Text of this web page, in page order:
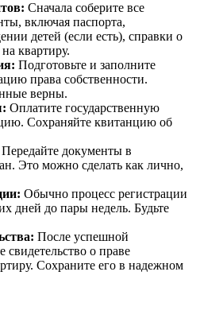
Сначала соберите все
включая паспорта,
детей (если есть), справки о
квартиру.
Подготовьте и заполните
права собственности.
верны.
Оплатите государственную
Сохраняйте квитанцию об
Передайте документы в
Это можно сделать как лично,
Обычно процесс регистрации
дней до пары недель. Будьте
После успешной
свидетельство о праве
Сохраните его в надежном